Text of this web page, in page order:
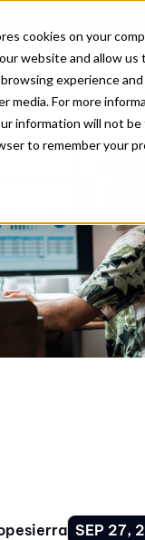
cookies on your
website and allow us
experience
media. For more
information will not
to remember your
SEP 27,